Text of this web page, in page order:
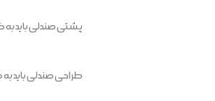
پشتی صندلی باید
طراحی صندلی باید